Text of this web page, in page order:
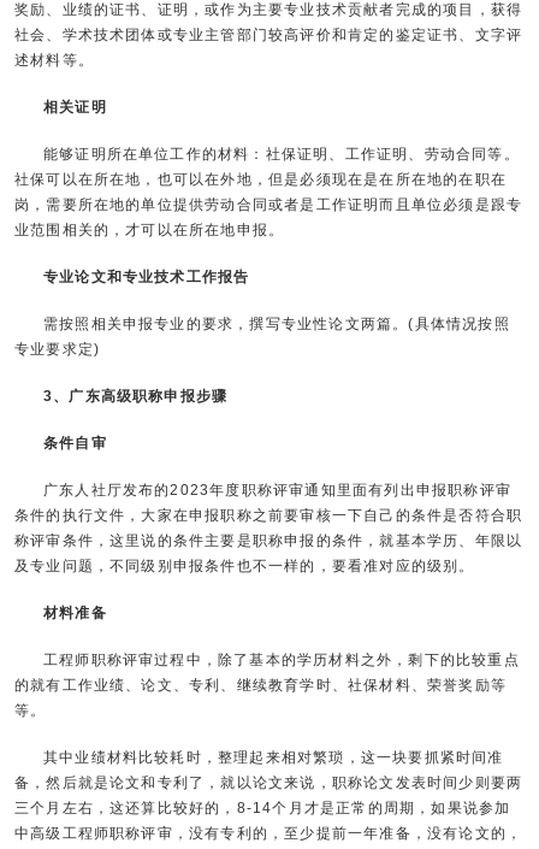
奖励、业绩的证书、证明，或作为主要专业技术贡献者完成的项目，获得
社会、学术技术团体或专业主管部门较高评价和肯定的鉴定证书、文字评
述材料等。
相关证明
能够证明所在单位工作的材料：社保证明、工作证明、劳动合同等。
社保可以在所在地，也可以在外地，但是必须现在是在所在地的在职在
岗，需要所在地的单位提供劳动合同或者是工作证明而且单位必须是跟专
业范围相关的，才可以在所在地申报。
专业论文和专业技术工作报告
需按照相关申报专业的要求，撰写专业性论文两篇。(具体情况按照
专业要求定)
3、广东高级职称申报步骤
条件自审
广东人社厅发布的2023年度职称评审通知里面有列出申报职称评审
条件的执行文件，大家在申报职称之前要审核一下自己的条件是否符合职
称评审条件，这里说的条件主要是职称申报的条件，就基本学历、年限以
及专业问题，不同级别申报条件也不一样的，要看准对应的级别。
材料准备
工程师职称评审过程中，除了基本的学历材料之外，剩下的比较重点
的就有工作业绩、论文、专利、继续教育学时、社保材料、荣誉奖励等
等。
其中业绩材料比较耗时，整理起来相对繁琐，这一块要抓紧时间准
备，然后就是论文和专利了，就以论文来说，职称论文发表时间少则要两
三个月左右，这还算比较好的，8-14个月才是正常的周期，如果说参加
中高级工程师职称评审，没有专利的，至少提前一年准备，没有论文的，